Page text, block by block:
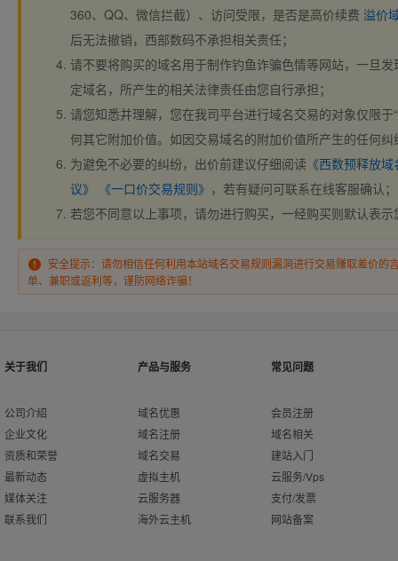
360、QQ、微信拦截）、访问受限，是否是高价续费 溢价
后无法撤销，西部数码不承担相关责任；
请不要将购买的域名用于制作钓鱼诈骗色情等网站，一旦
定域名，所产生的相关法律责任由您自行承担；
请您知悉并理解，您在我司平台进行域名交易的对象仅限于
何其它附加价值。如因交易域名的附加价值所产生的任何
为避免不必要的纠纷，出价前建议仔细阅读 《西数预释放
议》
《一口价交易规则》 ，若有疑问可联系在线客服确认；
若您不同意以上事项，请勿进行购买，一经购买则默认表
安全提示：请勿相信任何利用本站域名交易规则漏洞进行交易赚取差价的
单、兼职或返利等，谨防网络诈骗！
关于我们
公司介绍
企业文化
资质和荣誉
最新动态
媒体关注
联系我们
产品与服务
域名优惠
域名注册
域名交易
虚拟主机
云服务器
海外云主机
常见问题
会员注册
域名相关
建站入门
云服务/Vps
支付/发票
网站备案